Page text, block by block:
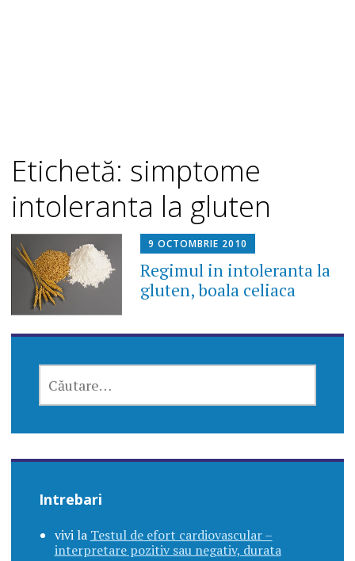
Etichetă: simptome
intoleranta la gluten
9 OCTOMBRIE 2010
Regimul in intoleranta la
gluten, boala celiaca
DUPĂ:
Intrebari
vivila Testul de efort cardiovascular –
interpretare pozitiv sau negativ, durata